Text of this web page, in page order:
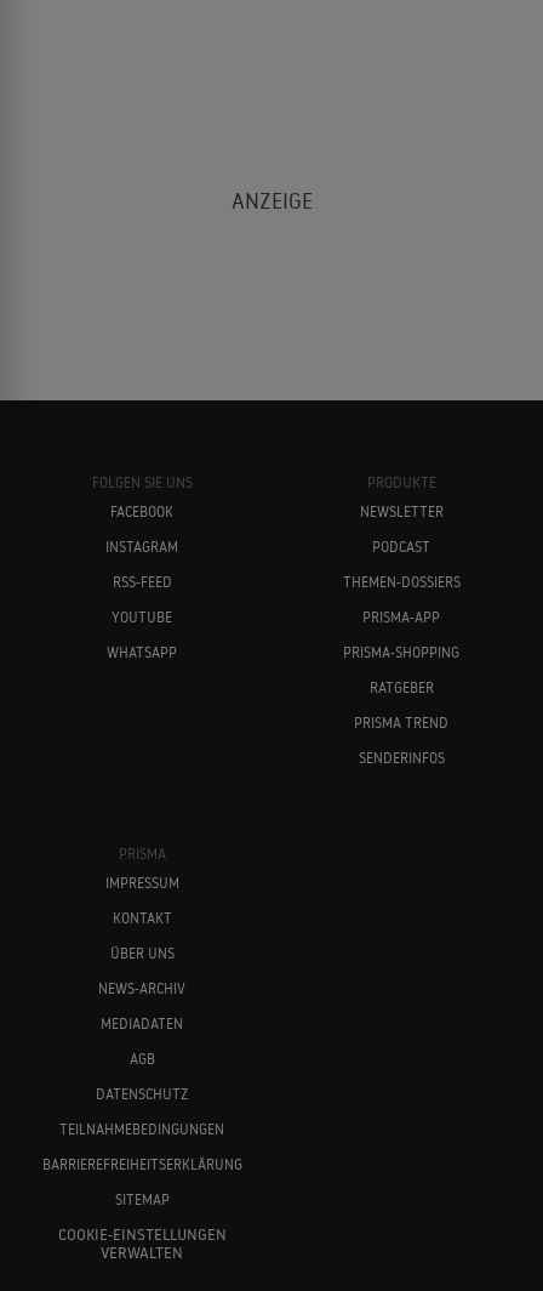
FOLGEN SIE UNS
FACEBOOK
INSTAGRAM
RSS-FEED
YOUTUBE
WHATSAPP
PRODUKTE
NEWSLETTER
PODCAST
THEMEN-DOSSIERS
PRISMA-APP
PRISMA-SHOPPING
RATGEBER
PRISMA TREND
SENDERINFOS
PRISMA
IMPRESSUM
KONTAKT
ÜBER UNS
NEWS-ARCHIV
MEDIADATEN
AGB
DATENSCHUTZ
TEILNAHMEBEDINGUNGEN
BARRIEREFREIHEITSERKLÄRUNG
SITEMAP
COOKIE-EINSTELLUNGEN
VERWALTEN